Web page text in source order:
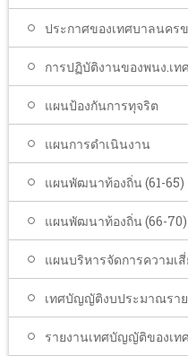
ประกาศของเทศบาลนคร
การปฏิบัติงานของพนง.เท
แผนป้องกันการทุจริต
แผนการดำเนินงาน
แผนพัฒนาท้องถิ่น (61-65)
แผนพัฒนาท้องถิ่น (66-70)
แผนบริหารจัดการความเสี่
เทศบัญญัติงบประมาณรา
รายงานเทศบัญญัติของเท